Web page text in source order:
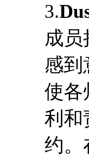
3.
成
感到
使各
利和
约。